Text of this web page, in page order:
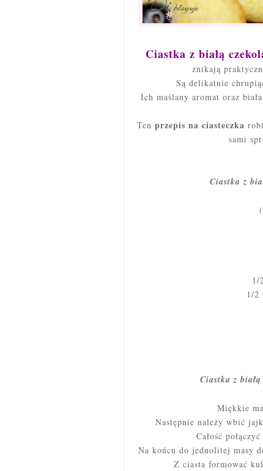
Ciastka z białą
znikają
Są delikatnie
Ich maślany aromat oraz
Ten przepis na ciasteczka
sami
Ciastka z
1/
1/2
Ciastka z
Miękkie
Następnie należy wbić
Całość
Na końcu do jednolitej masy
Z ciasta formować